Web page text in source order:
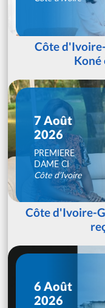
Côte
Koné
7 Août
2026
PREMIERE
DAME CI
Côte d'Ivoire
Côte d'Ivoire-
6 Août
2026